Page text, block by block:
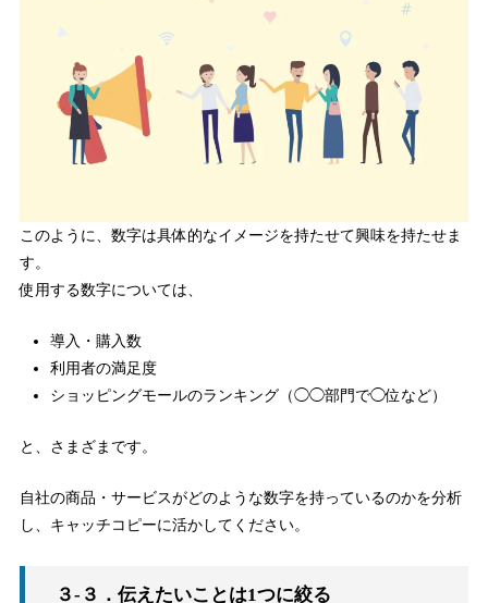
このように、数字は具体的なイメージを持たせて興味を持たせま
す。
使用する数字については、
導入・購入数
利用者の満足度
ショッピングモールのランキング（◯◯部門で◯位など）
と、さまざまです。
自社の商品・サービスがどのような数字を持っているのかを分析
し、キャッチコピーに活かしてください。
３-３．伝えたいことは1つに絞る